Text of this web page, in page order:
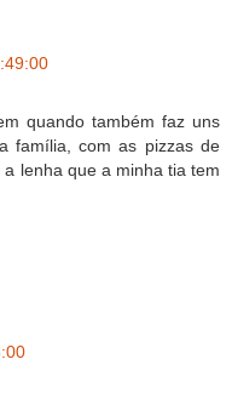
quando também faz uns
família, com as pizzas de
lenha que a minha tia tem